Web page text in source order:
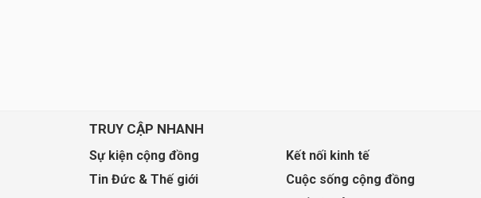
TRUY CẬP NHANH
Sự kiện cộng đồng Kết nối kinh tế
Tin Đức & Thế giới
Cuộc sống cộng đồng